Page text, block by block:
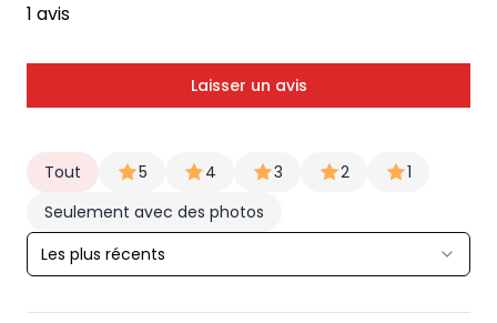
Tout 5 4 3 2
1
Seulement avec des photos
Les plus récents
1 avis
Laisser un avis